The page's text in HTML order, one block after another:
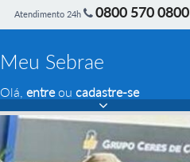
Atendimento 24h 0800 570 0800
Meu Sebrae
Olá, entreou cadastre-se